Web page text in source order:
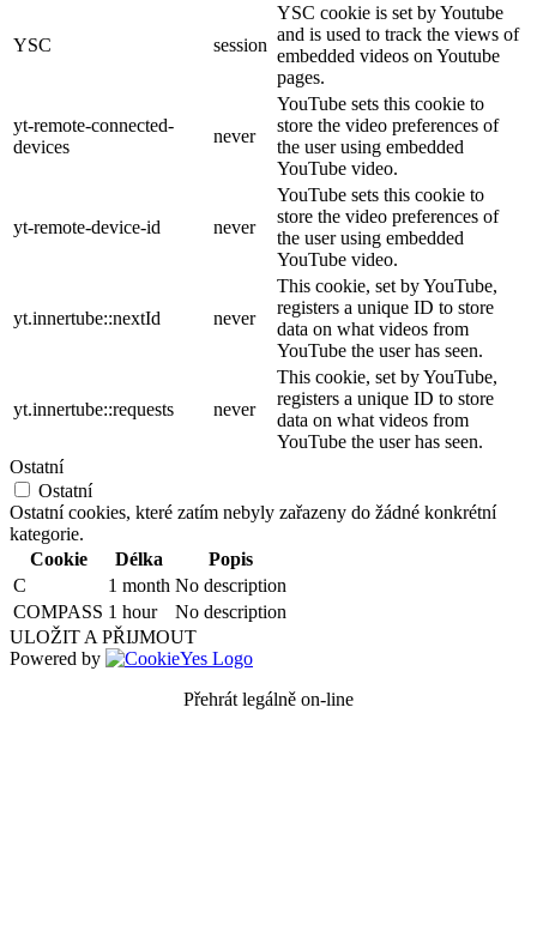
YSC session
YSC cookie is set by Youtube
and is used to track the views of
embedded videos on Youtube
pages.
yt-remote-connected-
devices
never
YouTube sets this cookie to
store the video preferences of
the user using embedded
YouTube video.
yt-remote-device-id never
YouTube sets this cookie to
store the video preferences of
the user using embedded
YouTube video.
yt.innertube::nextId never
This cookie, set by YouTube,
registers a unique ID to store
data on what videos from
YouTube the user has seen.
yt.innertube::requests never
This cookie, set by YouTube,
registers a unique ID to store
data on what videos from
YouTube the user has seen.
Ostatní
Ostatní
Ostatní cookies, které zatím nebyly zařazeny do žádné konkrétní
kategorie.
Cookie
Délka
Popis
C
1 month No description
COMPASS 1 hour
No description
ULOŽIT A PŘIJMOUT
Powered by
Přehrát legálně on-line